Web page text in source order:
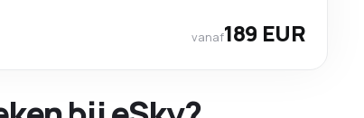
vanaf189 EUR